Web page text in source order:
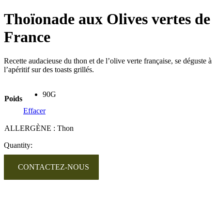
Thoïonade aux Olives vertes de
France
Recette audacieuse du thon et de l’olive verte française, se déguste à
l’apéritif sur des toasts grillés.
Poids
90G
Effacer
ALLERGÈNE : Thon
Quantity:
CONTACTEZ-NOUS